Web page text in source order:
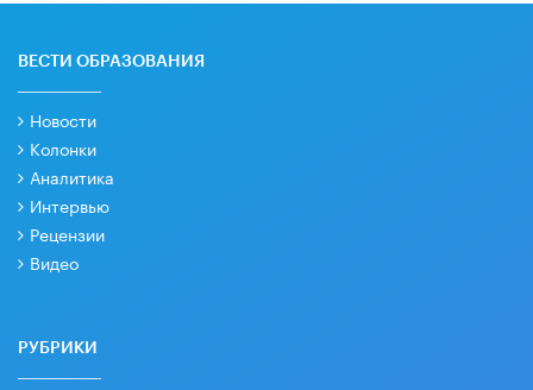
ВЕСТИ ОБРАЗОВАНИЯ
Новости
Колонки
Аналитика
Интервью
Рецензии
Видео
РУБРИКИ